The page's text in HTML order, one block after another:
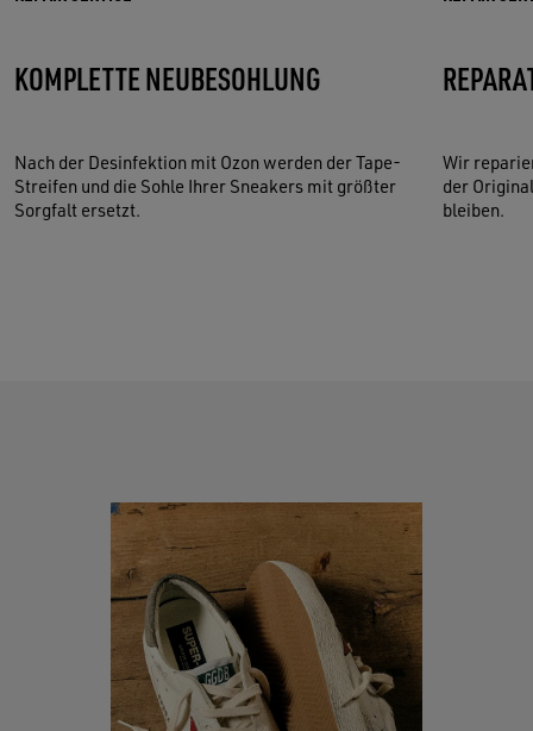
KOMPLETTE NEUBESOHLUNG
Nach der Desinfektion mit Ozon werden der Tape-
Streifen und die Sohle Ihrer Sneakers mit größter
Sorgfalt ersetzt.
Wir
der
bleiben.